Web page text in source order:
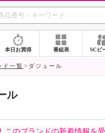
SHOP
本日お買得 番組表 SCピ
ド一覧 ダジュール
ル
このブランドの新着情報を